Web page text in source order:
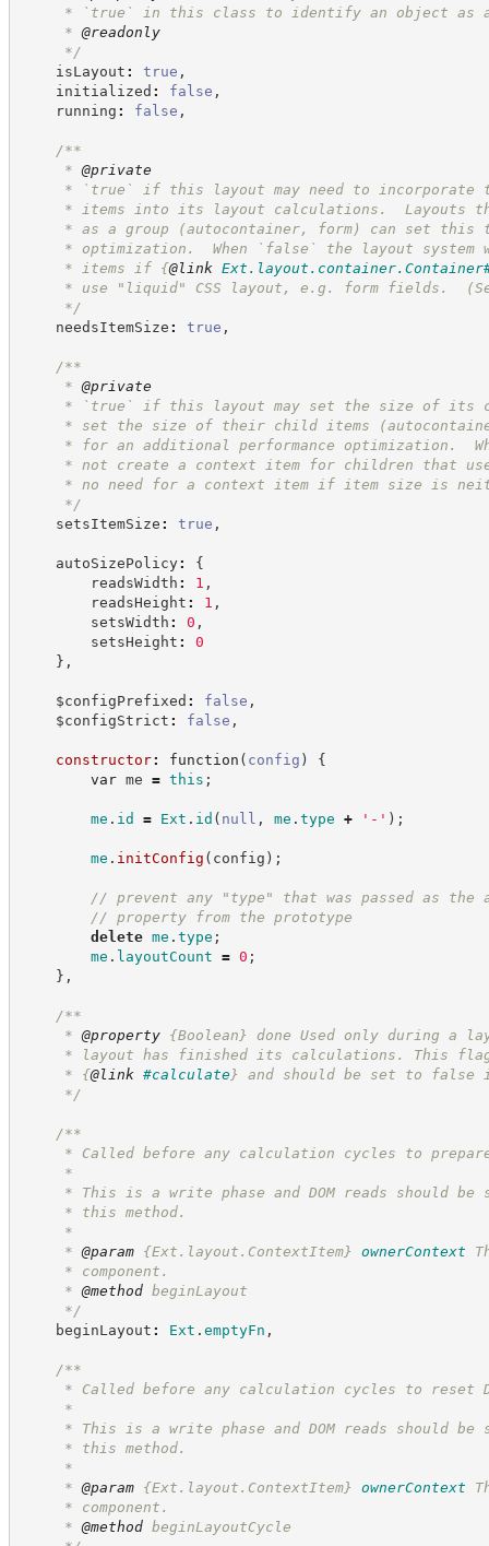
* `true` in this class to identify an object as
* @readonly
*/
isLayout : true ,
initialized : false ,
running : false ,
/**
* @private
* `true` if this layout may need to incorporate
* items into its layout calculations.  Layouts
* as a group (autocontainer, form) can set this
* optimization.  When `false` the layout system
* items if {@link
* use "liquid" CSS layout, e.g. form fields.
*/
needsItemSize : true ,
/**
* @private
* `true` if this layout may set the size of its
* set the size of their child items
* for an additional performance optimization.
* not create a context item for children that
* no need for a context item if item size is
*/
setsItemSize : true ,
autoSizePolicy:
{
readsWidth : 1 ,
readsHeight : 1 ,
setsWidth : 0 ,
setsHeight :
0
} ,
$configPrefixed : false ,
$configStrict : false ,
constructor: function ( config )
{
var me = this ;
me . id = Ext . id ( null , me . type + ' - ' ) ;
me . initConfig ( config ) ;
// prevent any "type" that was passed as
// property from the prototype
delete me . type ;
me . layoutCount = 0 ;
} ,
/**
* @property {Boolean}
done Used only during a
* layout has finished its calculations. This flag
* {@link #calculate} and should be set to false
*/
/**
* Called before any calculation cycles to
*
* This is a write phase and DOM reads should be
* this method.
*
* @param {Ext.layout.ContextItem} ownerContext
* component.
* @method beginLayout
*/
beginLayout : Ext . emptyFn ,
/**
* Called before any calculation cycles to reset
*
* This is a write phase and DOM reads should be
* this method.
*
* @param {Ext.layout.ContextItem} ownerContext
* component.
* @method beginLayoutCycle